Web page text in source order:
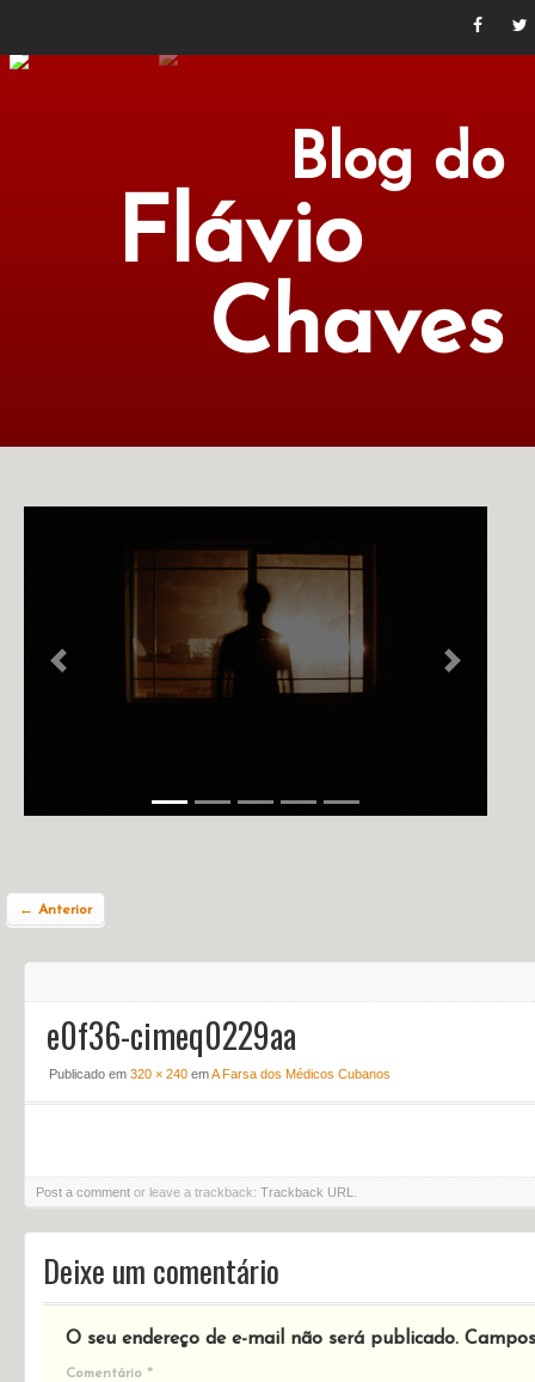
Blog do
Flávio
Chaves
NOTÍCIAS
Previous Next
← Anterior
e0f36-cimeq0229aa
Publicado em 320 × 240 emA Farsa dos Médicos Cubanos
Post a comment or leave a trackback: Trackback URL
Deixe um comentário
O seu endereço de e-mail não será publicado.
Comentário *